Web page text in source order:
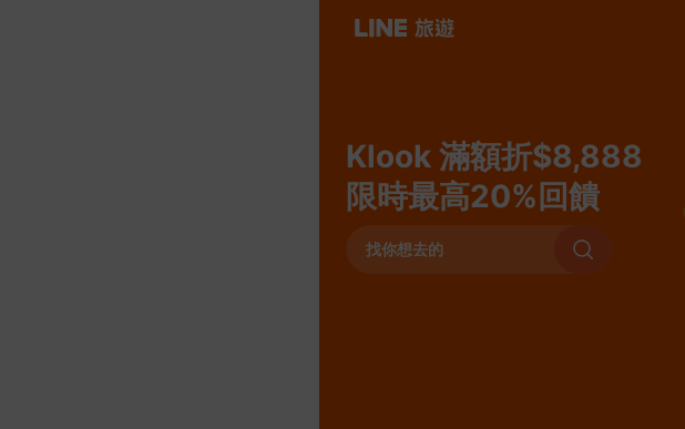
Klook 滿額折$8,888
限時最高20%回饋
找你想去的